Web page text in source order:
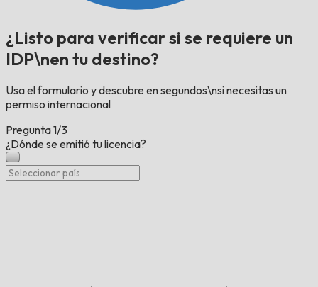
¿Listo para verificar si se requiere un
IDP\nen tu destino?
Usa el formulario y descubre en segundos\nsi necesitas un
permiso internacional
Pregunta1/3
¿Dónde se emitió tu licencia?